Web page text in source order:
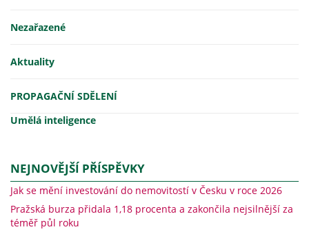
Nezařazené
Aktuality
PROPAGAČNÍ SDĚLENÍ
Umělá inteligence
NEJNOVĚJŠÍ PŘÍSPĚVKY
Jak se mění investování do nemovitostí v Česku v roce 2026
Pražská burza přidala 1,18 procenta a zakončila nejsilnější za
téměř půl roku